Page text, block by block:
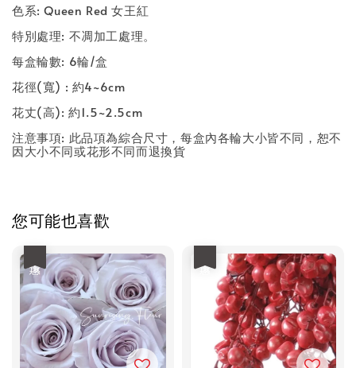
色系: Queen Red 女王紅
特別處理: 不凋加工處理。
每盒輪數: 6輪/盒
花徑(寬) : 約4~6cm
花丈(高): 約1.5~2.5cm
注意事項: 此品項為綜合尺寸，每盒內各輪大小皆不同，恕不
因大小不同或花形不同而退換貨
您可能也喜歡